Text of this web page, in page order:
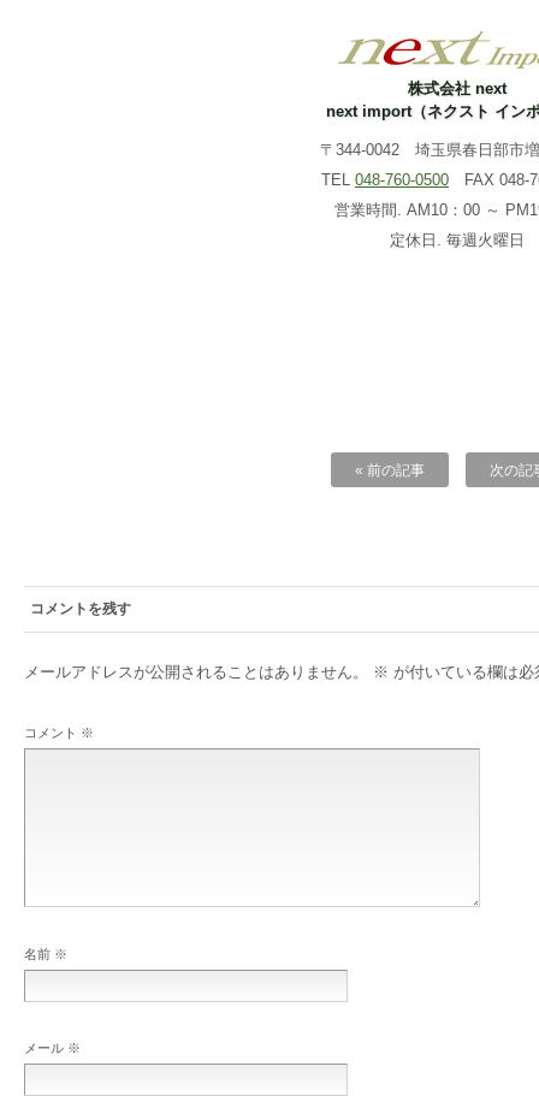
株式会社 next
next import（ネクスト イン
〒344-0042 埼玉県春日部市
TEL 048-760-0500 FAX 048-
営業時間. AM10：00 ～
定休日. 毎週火曜日
« 前の記事 次の記
コメントを残す
メールアドレスが公開されることはありません。 ※ が付いている欄は必
コメント ※
名前 ※
メール ※